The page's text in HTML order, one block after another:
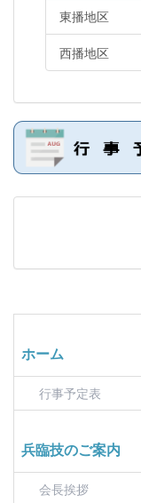
東播地区
西播地区
ホーム
行事予定表
兵臨技のご案内
会長挨拶